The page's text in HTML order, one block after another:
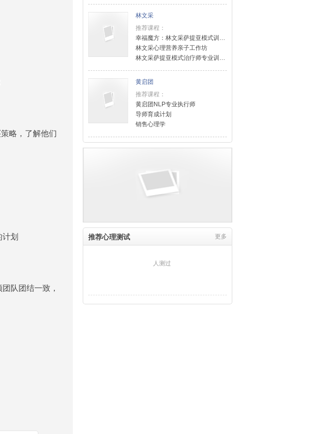
略，了解他们
划
队团结一致，
林文采
推荐课程：
幸福魔方：林文采萨提亚模式训练课程
林文采心理营养亲子工作坊
林文采萨提亚模式治疗师专业训练课程（level2）
黄启团
推荐课程：
黄启团NLP专业执行师
导师育成计划
销售心理学
推荐心理测试 更多
人测过